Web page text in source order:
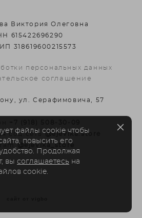
Виктория Олеговна
615422696290
318619600215573
персональных данных
соглашение
ул. Серафимовича, 57
соц.сеть@ejevika.store
@ejevika_store
файлы cookie чтобы
повысить его
Продолжая
вы соглашаетесь на
cookie.